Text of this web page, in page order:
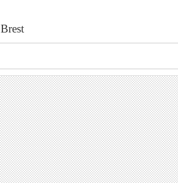
Brest